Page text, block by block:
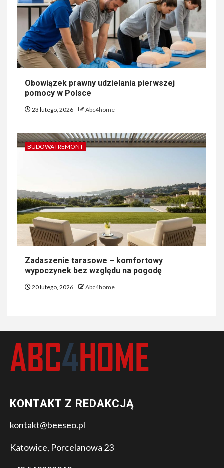
Obowiązek prawny udzielania pierwszej
pomocy w Polsce
23 lutego, 2026 Abc4home
BUDOWA I REMONT
Zadaszenie tarasowe – komfortowy
wypoczynek bez względu na pogodę
20 lutego, 2026 Abc4home
KONTAKT Z REDAKCJĄ
kontakt@beeseo.pl
Katowice, Porcelanowa 23